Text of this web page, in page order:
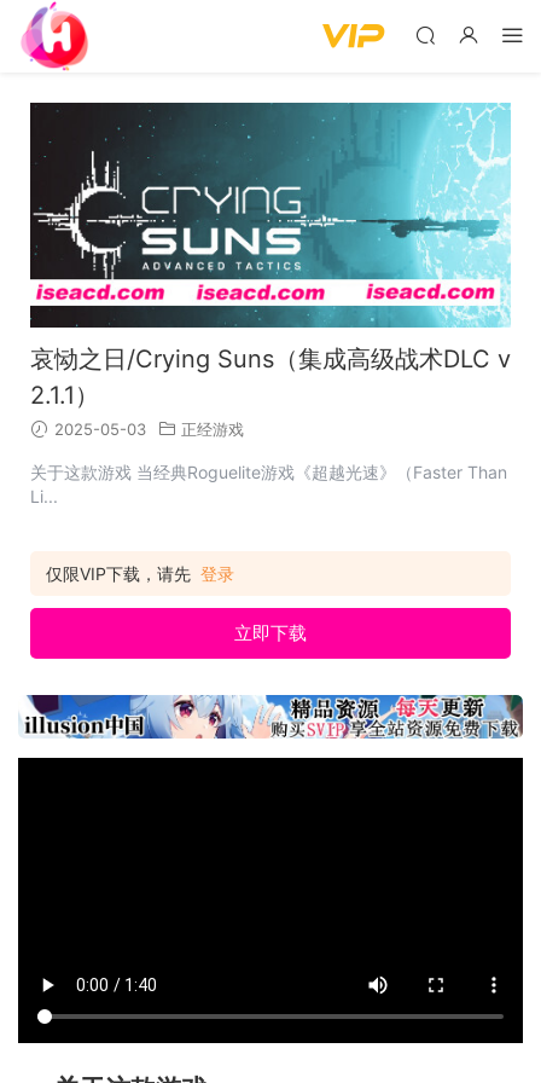
哀恸之日/Crying Suns（集成高级战术DLC v
2.1.1）
2025-05-03 正经游戏
关于这款游戏 当经典Roguelite游戏《超越光速》（Faster Than
Li...
仅限VIP下载，请先 登录
立即下载